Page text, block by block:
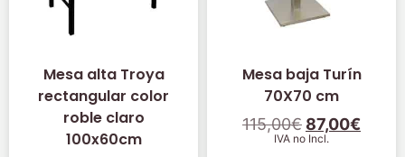
Mesa alta Troya
rectangular color
roble claro
100x60cm
Mesa baja Turín
70X70 cm
115,00€ 87,00€
IVA no Incl.